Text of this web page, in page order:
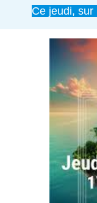
Ce jeudi, sur